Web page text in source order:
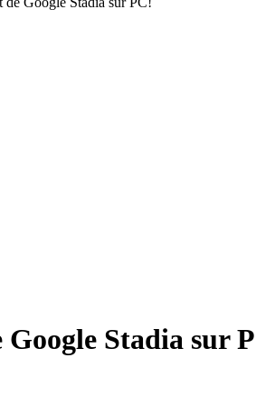
Google Stadia sur